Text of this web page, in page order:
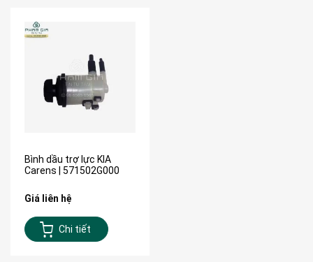
Bình dầu trợ lực KIA
Carens | 571502G000
Giá liên hệ
Chi tiết